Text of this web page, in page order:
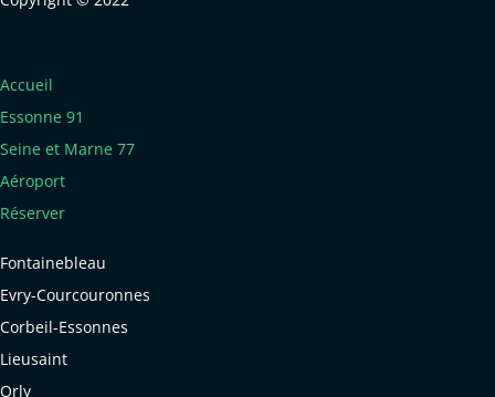
Accueil
Essonne 91
Seine et Marne 77
Aéroport
Réserver
Fontainebleau
Evry-Courcouronnes
Corbeil-Essonnes
Lieusaint
Orly